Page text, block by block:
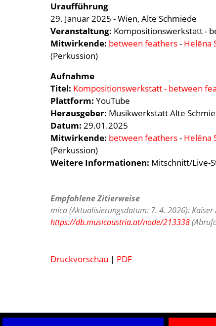
Uraufführung
29. Januar 2025 - Wien, Alte Schmiede
Veranstaltung: Kompositionswerkstatt -
Mitwirkende: between feathers- Helēna
(Perkussion)
Aufnahme
Titel: Kompositionswerkstatt - between
Plattform: YouTube
Herausgeber: Musikwerkstatt Alte
Datum: 29.01.2025
Mitwirkende: between feathers- Helēna
(Perkussion)
Weitere Informationen: Mitschnitt/Live-
Empfohlene Zitierweise
mica (Aktualisierungsdatum: 7. 4. 2026):
https://db.musicaustria.at/node/213338
Druckvorschau | PDF